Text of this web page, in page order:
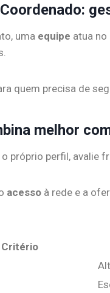
uma equipe atua
quem precisa de
melhor
o próprio perfil, avalie
acesso à rede e a
Critério